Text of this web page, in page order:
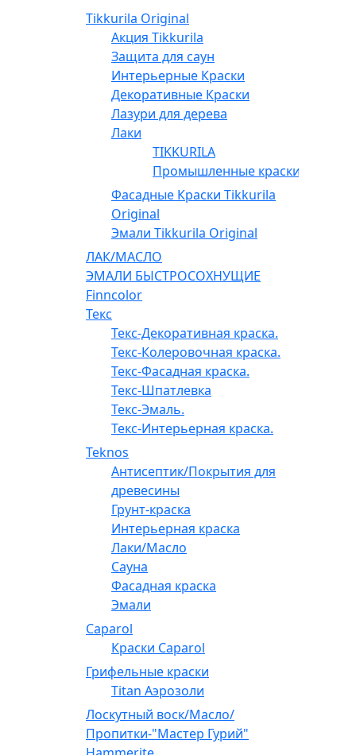
Tikkurila Original
Акция Tikkurila
Защита для саун
Интерьерные Краски
Декоративные Краски
Лазури для дерева
Лаки
TIKKURILA
Промышленные краски
Фасадные Краски Tikkurila
Original
Эмали Tikkurila Original
ЛАК/МАСЛО
ЭМАЛИ БЫСТРОСОХНУЩИЕ
Finncolor
Текс
Текс-Декоративная краска.
Текс-Колеровочная краска.
Текс-Фасадная краска.
Текс-Шпатлевка
Текс-Эмаль.
Текс-Интерьерная краска.
Teknos
Антисептик/Покрытия для
древесины
Грунт-краска
Интерьерная краска
Лаки/Масло
Сауна
Фасадная краска
Эмали
Caparol
Краски Caparol
Грифельные краски
Titan Аэрозоли
Лоскутный воск/Масло/
Пропитки-"Мастер Гурий"